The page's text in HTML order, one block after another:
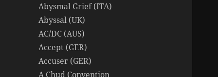
Abysmal Grief (ITA)
Abyssal (UK)
AC/DC (AUS)
Accept (GER)
Accuser (GER)
A Chud Convention